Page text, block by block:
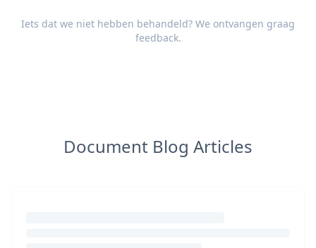
Iets dat we niet hebben behandeld? We ontvangen graag
feedback.
Document Blog Articles